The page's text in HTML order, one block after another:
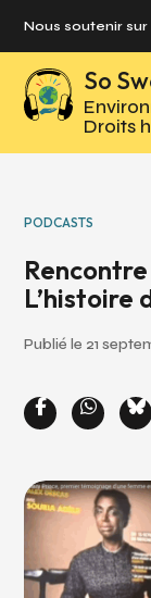
Nous soutenir sur
So
Droits
PODCASTS
L’histoire
Publié le 21
Panneau de